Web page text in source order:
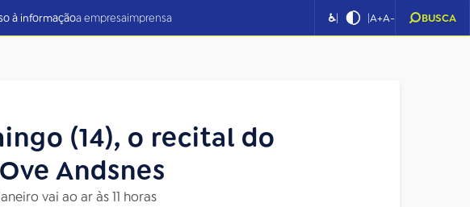
à informaçãoa empresaimprensa ♿| |A+A- BUSCA
(14), o recital do
Andsnes
vai ao ar às 11 horas